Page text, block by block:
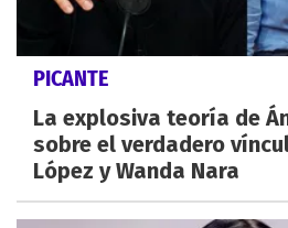
PICANTE
La explosiva teoría de
sobre el verdadero
López y Wanda Nara